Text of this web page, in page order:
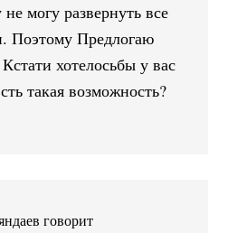
могу развернуть все
Поэтому Предлогаю
хотелосьбы у вас
такая возможность?
говорит